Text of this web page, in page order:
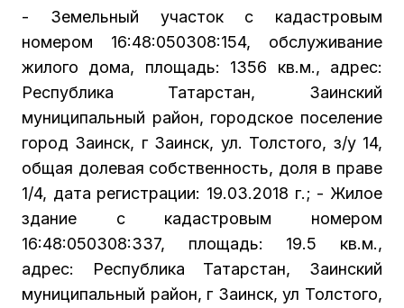
- Земельный участок с кадастровым
номером 16:48:050308:154, обслуживание
жилого дома, площадь: 1356 кв.м., адрес:
Республика Татарстан, Заинский
муниципальный район, городское поселение
город Заинск, г Заинск, ул. Толстого, з/у 14,
общая долевая собственность, доля в праве
1/4, дата регистрации: 19.03.2018 г.; - Жилое
здание с кадастровым номером
16:48:050308:337, площадь: 19.5 кв.м.,
адрес: Республика Татарстан, Заинский
муниципальный район, г Заинск, ул Толстого,